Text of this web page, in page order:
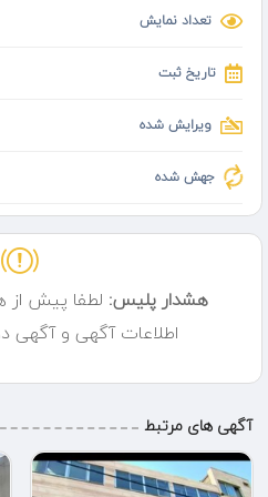
تعداد نمایش
تاریخ ثبت
ویرایش شده
جهش شده
هشدار پلیس: لطفا پیش از
اطلاعات آگهی و آگهی
آگهی های مرتبط